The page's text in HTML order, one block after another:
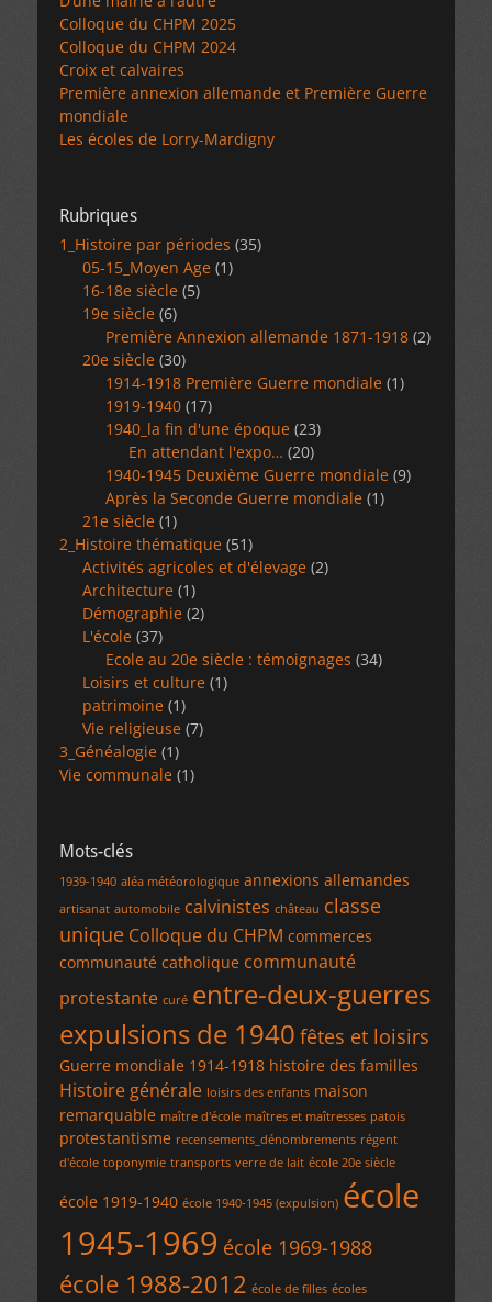
Colloque du CHPM 2025
Colloque du CHPM 2024
Croix et calvaires
Première annexion allemande et Première Guerre
mondiale
Les écoles de Lorry-Mardigny
Rubriques
1_Histoire par périodes (35)
05-15_Moyen Age (1)
16-18e siècle (5)
19e siècle (6)
Première Annexion allemande 1871-1918 (2)
20e siècle (30)
1914-1918 Première Guerre mondiale (1)
1919-1940 (17)
1940_la fin d'une époque (23)
En attendant l'expo… (20)
1940-1945 Deuxième Guerre mondiale (9)
Après la Seconde Guerre mondiale (1)
21e siècle (1)
2_Histoire thématique (51)
Activités agricoles et d'élevage (2)
Architecture (1)
Démographie (2)
L'école (37)
Ecole au 20e siècle : témoignages (34)
Loisirs et culture (1)
patrimoine (1)
Vie religieuse (7)
3_Généalogie (1)
Vie communale (1)
Mots-clés
1939-1940 aléa météorologique annexions allemandes
artisanat automobile calvinistes château classe
unique Colloque du CHPM commerces
communauté catholique communauté
protestante curé entre-deux-guerres
expulsions de 1940 fêtes et loisirs
Guerre mondiale 1914-1918 histoire des familles
Histoire générale loisirs des enfants maison
remarquable maître d'école maîtres et maîtresses patois
protestantisme recensements_dénombrements régent
d'école toponymie transports verre de lait école 20e siècle
école 1919-1940 école 1940-1945 (expulsion) école
1945-1969 école 1969-1988
école 1988-2012 école de filles écoles